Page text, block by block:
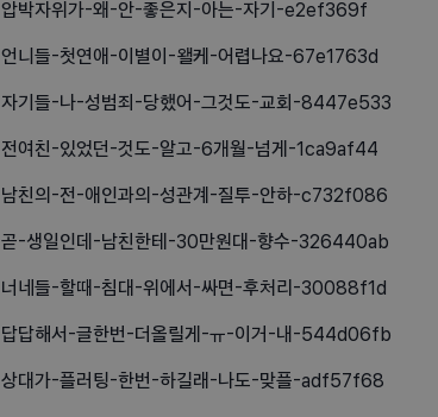
압박자위가-왜-안-좋은지-아는-자기-e2ef369f
언니들-첫연애-이별이-왤케-어렵나요-67e1763d
자기들-나-성범죄-당했어-그것도-교회-8447e533
전여친-있었던-것도-알고-6개월-넘게-1ca9af44
남친의-전-애인과의-성관계-질투-안하-c732f086
곧-생일인데-남친한테-30만원대-향수-326440ab
너네들-할때-침대-위에서-싸면-후처리-30088f1d
답답해서-글한번-더올릴게-ㅠ-이거-내-544d06fb
상대가-플러팅-한번-하길래-나도-맞플-adf57f68